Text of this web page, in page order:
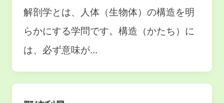
解剖学とは、人体（生物体）の構造を明
らかにする学問です。構造（かたち）に
は、必ず意味が...